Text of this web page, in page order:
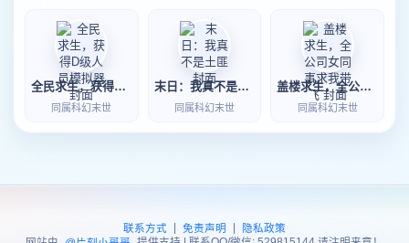
全民求生，获得D级人员模拟器
同属科幻末世
末日：我真不是土匪
同属科幻末世
盖楼求生，全公司女同事求我带飞
同属科幻末世
联系方式 | 免责声明 |
隐私政策